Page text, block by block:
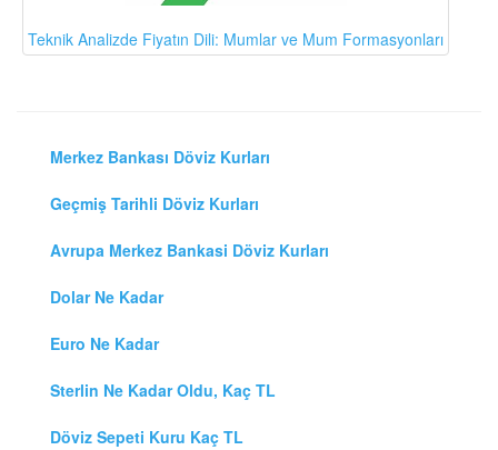
Teknik Analizde Fiyatın Dili: Mumlar ve Mum Formasyonları
Merkez Bankası Döviz Kurları
Geçmiş Tarihli Döviz Kurları
Avrupa Merkez Bankasi Döviz Kurları
Dolar Ne Kadar
Euro Ne Kadar
Sterlin Ne Kadar Oldu, Kaç TL
Döviz Sepeti Kuru Kaç TL